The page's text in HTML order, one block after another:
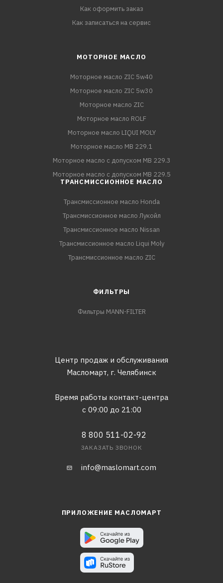
Как оформить заказ
Как записаться на сервис
МОТОРНОЕ МАСЛО
Моторное масло ZIC 5w40
Моторное масло ZIC 5w30
Моторное масло ZIC
Моторное масло ROLF
Моторное масло LIQUI MOLY
Моторное масло MB 229.1
Моторное масло с допуском MB 229.3
Моторное масло с допуском MB 229.5
ТРАНСМИССИОННОЕ МАСЛО
Трансмиссионное масло Honda
Трансмиссионное масло Лукойл
Трансмиссионное масло Nissan
Трансмиссионное масло Liqui Moly
Трансмиссионное масло ZIC
ФИЛЬТРЫ
Фильтры MANN-FILTER
Центр продаж и обслуживания
Масломарт, г. Челябинск
Время работы контакт-центра
с 09:00 до 21:00
8 800 511-02-92
ЗАКАЗАТЬ ЗВОНОК
info@maslomart.com
ПРИЛОЖЕНИЕ МАСЛОМАРТ